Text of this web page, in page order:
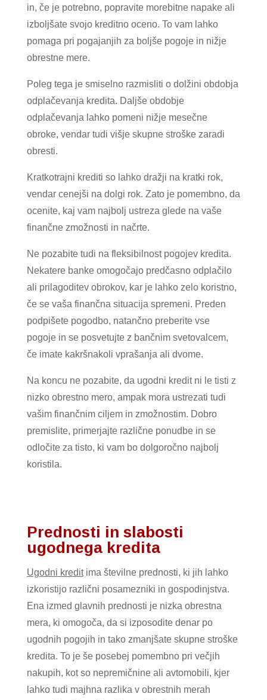
in, če je potrebno, popravite morebitne napake ali
izboljšate svojo kreditno oceno. To vam lahko
pomaga pri pogajanjih za boljše pogoje in nižje
obrestne mere.
Poleg tega je smiselno razmisliti o dolžini obdobja
odplačevanja kredita. Daljše obdobje
odplačevanja lahko pomeni nižje mesečne
obroke, vendar tudi višje skupne stroške zaradi
obresti.
Kratkotrajni krediti so lahko dražji na kratki rok,
vendar cenejši na dolgi rok. Zato je pomembno, da
ocenite, kaj vam najbolj ustreza glede na vaše
finančne zmožnosti in načrte.
Ne pozabite tudi na fleksibilnost pogojev kredita.
Nekatere banke omogočajo predčasno odplačilo
ali prilagoditev obrokov, kar je lahko zelo koristno,
če se vaša finančna situacija spremeni. Preden
podpišete pogodbo, natančno preberite vse
pogoje in se posvetujte z bančnim svetovalcem,
če imate kakršnakoli vprašanja ali dvome.
Na koncu ne pozabite, da ugodni kredit ni le tisti z
nizko obrestno mero, ampak mora ustrezati tudi
vašim finančnim ciljem in zmožnostim. Dobro
premislite, primerjajte različne ponudbe in se
odločite za tisto, ki vam bo dolgoročno najbolj
koristila.
Prednosti in slabosti
ugodnega kredita
Ugodni kreditima številne prednosti, ki jih lahko
izkoristijo različni posamezniki in gospodinjstva.
Ena izmed glavnih prednosti je nizka obrestna
mera, ki omogoča, da si izposodite denar po
ugodnih pogojih in tako zmanjšate skupne stroške
kredita. To je še posebej pomembno pri večjih
nakupih, kot so nepremičnine ali avtomobili, kjer
lahko tudi majhna razlika v obrestnih merah